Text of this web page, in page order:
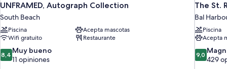
UNFRAMED, Autograph Collection
South Beach
Piscina
Acepta mascotas
Wifi gratuito
Restaurante
8.4
de
8,4 Muy bueno
11 opiniones
The St.
Bal
Piscina
Acepta
9.0
de
9,0
429